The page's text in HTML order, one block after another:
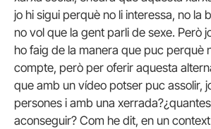
jo hi sigui perquè no li interessa, no la
no vol que la gent parli de sexe. Però
ho faig de la manera que puc perquè
compte, però per oferir aquesta
que amb un vídeo potser puc assolir,
persones i amb una
aconseguir? Com he dit, en un